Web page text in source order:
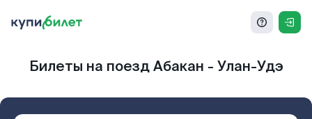
Билеты на поезд Абакан - Улан-Удэ